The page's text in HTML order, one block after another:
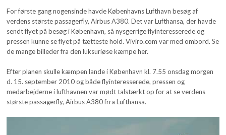
For første gang nogensinde havde Københavns Lufthavn besøg af
verdens største passagerfly, Airbus A380. Det var Lufthansa, der havde
sendt flyet på besøg i København, så nysgerrige flyinteresserede og
pressen kunne se flyet på tætteste hold. Viviro.com var med ombord. Se
de mange billeder fra den luksuriøse kæmpe her.
Efter planen skulle kæmpen lande i København kl. 7.55 onsdag morgen
d. 15. september 2010 og både flyinteresserede, pressen og
medarbejderne i lufthavnen var mødt talstærkt op for at se verdens
største passagerfly, Airbus A380 frra Lufthansa.